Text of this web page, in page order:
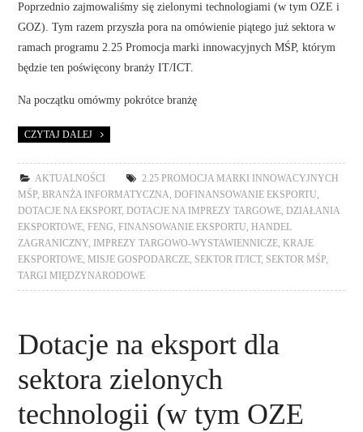
Poprzednio zajmowaliśmy się zielonymi technologiami (w tym OZE i
GOZ). Tym razem przyszła pora na omówienie piątego już sektora w
ramach programu 2.25 Promocja marki innowacyjnych MŚP, którym
będzie ten poświęcony branży IT/ICT.
Na początku omówmy pokrótce branżę
CZYTAJ DALEJ
AKTUALNOŚCI
2.25 PROMOCJA MARKI INNOWACYJNYCH
MŚP
BRANŻA INFORMATYCZNA DOFINANSOWANIE EKSPORTU
DOTACJE NA EKSPORT, DOTACJE NA IMPREZY TARGOWE
DZIAŁANIA
EKSPORTOWE
FENG FINANSOWANIE EKSPORTU
HANDEL
ZAGRANICZNY
IMPREZY TARGOWO-WYSTAWIENNICZE
KRAJE
EKSPORTOWE
MISJE GOSPODARCZE SEKTOR IT/ICT, SEKTOR MŚP
TARGI MIĘDZYNARODOWE
Dotacje na eksport dla
sektora zielonych
technologii (w tym OZE